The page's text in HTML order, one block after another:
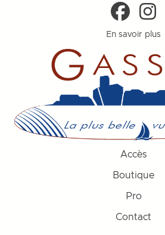
En savoir plus
Accès
Boutique
Pro
Contact